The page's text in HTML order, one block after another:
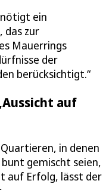
ein
das zur
Mauerrings
der
berücksichtigt.“
auf
in denen
gemischt seien,
auf Erfolg, lässt der